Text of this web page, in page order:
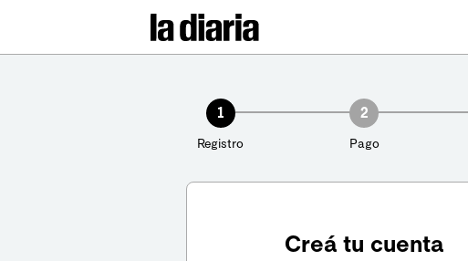
1
Registro
2
Pago
Creá tu cuenta